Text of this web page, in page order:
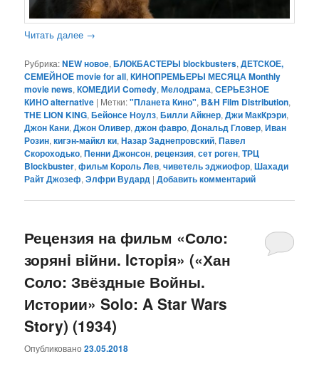
Читать далее →
Рубрика:NEW новое,БЛОКБАСТЕРЫ blockbusters,ДЕТСКОЕ,
СЕМЕЙНОЕ movie for all,КИНОПРЕМЬЕРЫ МЕСЯЦА Monthly
movie news,КОМЕДИИ Comedy,Мелодрама,СЕРЬЕЗНОЕ
КИНО alternative | Метки:"Планета Кино", B&H Film Distribution,
THE LION KING,Бейонсе Ноулз,Билли Айкнер,Джи МакКрэри,
Джон Кани,Джон Оливер,джон фавро,Дональд Гловер,Иван
Розин,кигэн-майкл ки,Назар Заднепровский,Павел
Скороходько,Пенни Джонсон,рецензия,сет роген,ТРЦ
Blockbuster,фильм Король Лев,чиветель эджиофор,Шахади
Райт Джозеф,Элфри Вудард |Добавить комментарий
Рецензия на фильм «Соло:
зорянi вiйни. Icторiя» («Хан
Соло: Звёздные Войны.
Истории» Solo: A Star Wars
Story) (1934)
Опубликовано23.05.2018